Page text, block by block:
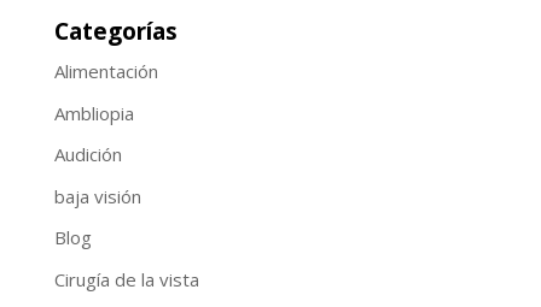
Categorías
Alimentación
Ambliopia
Audición
baja visión
Blog
Cirugía de la vista